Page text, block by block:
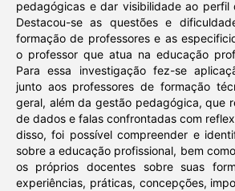
pedagógicas e dar visibilidade ao perfil
Destacou-se as questões e
formação de professores e as
o professor que atua na educação
Para essa investigação fez-se
junto aos professores de formação
geral, além da gestão pedagógica, que
de dados e falas confrontadas com
disso, foi possível compreender e
sobre a educação profissional, bem
os próprios docentes sobre suas
experiências, práticas, concepções,